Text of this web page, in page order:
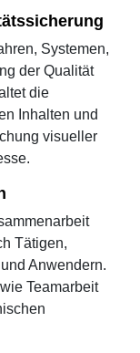
Systemen,
der Qualität
die
Inhalten und
visueller
Tätigen,
Anwendern.
Teamarbeit